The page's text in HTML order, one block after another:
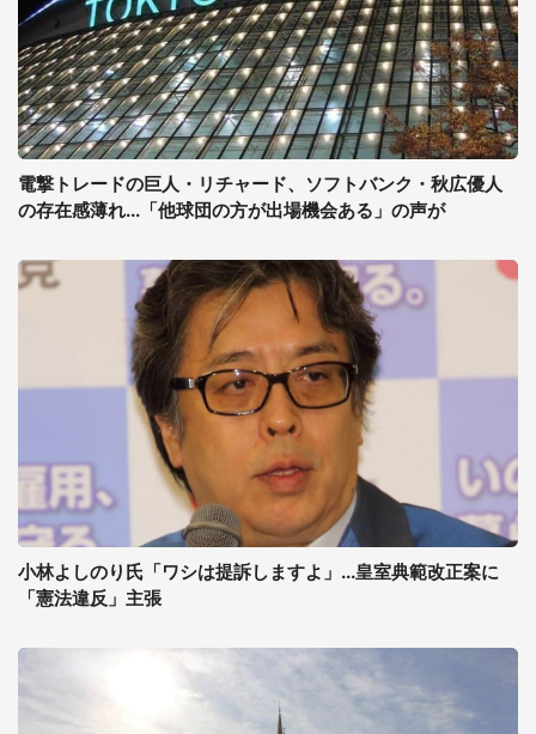
電撃トレードの巨人・リチャード、ソフトバンク・秋広優人
の存在感薄れ...「他球団の方が出場機会ある」の声が
小林よしのり氏「ワシは提訴しますよ」...皇室典範改正案に
「憲法違反」主張